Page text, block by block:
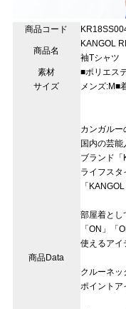
商品コード
商品名
KANGOL
袖Tシャツ
素材
■ポリエス
サイズ
メンズ:M■
商品Data
カンガルー
国内の芸
ブランド「
ライフスタ
「
部屋着とし
「ON」「
使えるアイ
クルーネッ
ポイントア